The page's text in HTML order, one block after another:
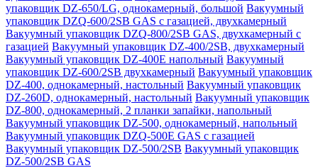
упаковщик DZ-650/LG, однокамерный, большой Вакуумный
упаковщик DZQ-600/2SB GAS с газацией, двухкамерный
Вакуумный упаковщик DZQ-800/2SB GAS, двухкамерный с
газацией Вакуумный упаковщик DZ-400/2SB, двухкамерный
Вакуумный упаковщик DZ-400E напольный Вакуумный
упаковщик DZ-600/2SB двухкамерный Вакуумный упаковщик
DZ-400, однокамерный, настольный Вакуумный упаковщик
DZ-260D, однокамерный, настольный Вакуумный упаковщик
DZ-800, однокамерный, 2 планки запайки, напольный
Вакуумный упаковщик DZ-500, однокамерный, напольный
Вакуумный упаковщик DZQ-500E GAS с газацией
Вакуумный упаковщик DZ-500/2SB Вакуумный упаковщик
DZ-500/2SB GAS